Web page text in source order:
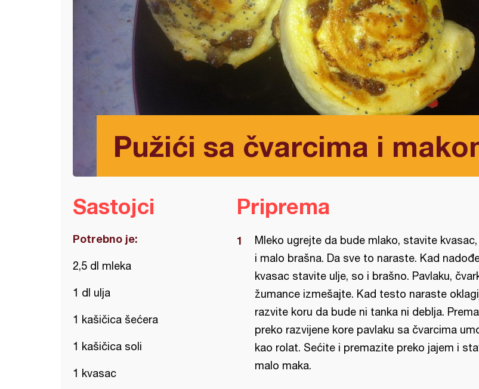
Pužići sa čvarcima i
Sastojci
Potrebno je:
2,5 dl mleka
1 dl ulja
1 kašičica šećera
1 kašičica soli
1 kvasac
Priprema
Mleko ugrejte da bude mlako, stavite
i malo brašna. Da sve to naraste. Kad
kvasac stavite ulje, so i brašno. Pavlaku,
žumance izmešajte. Kad testo naraste
razvite koru da bude ni tanka ni deblja.
preko razvijene kore pavlaku sa čvarcima
kao rolat. Sećite i premazite preko jajem i
malo maka.